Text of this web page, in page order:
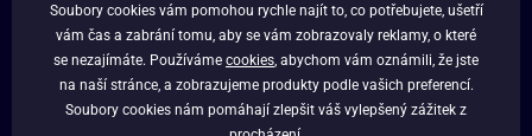
O NÁS
VĚRNOSTNÍ PROGRAM
Soubory cookies vám pomohou rychle najít to, co potřebujete, ušetří
vám čas a zabrání tomu, aby se vám zobrazovaly reklamy, o které
se nezajímáte. Používáme cookies , abychom vám oznámili, že jste
na naší stránce, a zobrazujeme produkty podle vašich preferencí.
Soubory cookies nám pomáhají zlepšit váš vylepšený zážitek z